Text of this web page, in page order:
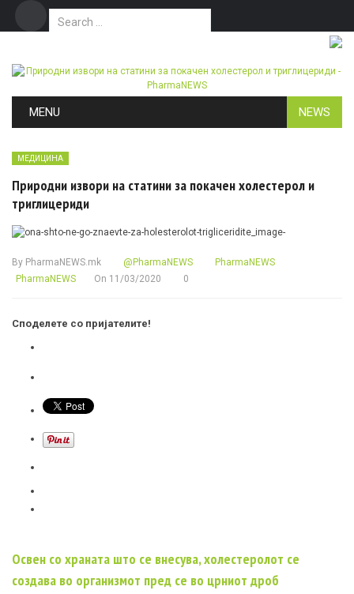
Search for:
MENU NEWS
МЕДИЦИНА
Природни извори на статини за покачен холестерол и
триглицериди
By PharmaNEWS.mk @PharmaNEWS
PharmaNEWS
PharmaNEWS
On 11/03/2020 0
Споделете со пријателите!
Освен со храната што се внесува, холестеролот се
создава во организмот пред се во црниот дроб